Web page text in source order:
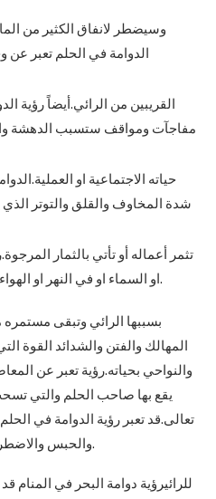
وسيضطر لانفاق الكثير من
الدوامة في الحلم تعبر
القريبين من الرائي.أيضاً رؤية
مفاجآت ومواقف ستسبب الدهشة
حياته الاجتماعية او
شدة المخاوف والقلق والتوتر
تثمر أعماله أو تأتي بالثمار
او السماء او في النهر او الهواء فهي تعبر عن مشاكل يعاني.
بسببها الرائي وتبقى مستمره
المهالك والفتن والشدائد القوة
والنواحي بحياته.رؤية تعبر عن
يقع بها صاحب الحلم والتي
تعالى.قد تعبر رؤية الدوامة في
والحبس والاضطرابات الشديدة التي تبقى حابسة.
للرائيرؤية دوامة البحر في